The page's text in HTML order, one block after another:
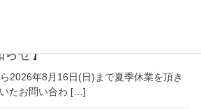
らせ】
2026年8月16日(日)まで夏季休業を頂き
たお問い合わ […]